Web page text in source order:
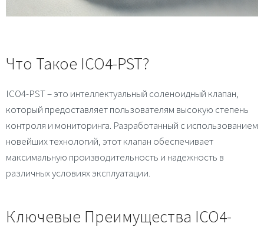
Что Такое ICO4-PST?
ICO4-PST – это интеллектуальный соленоидный клапан,
который предоставляет пользователям высокую степень
контроля и мониторинга. Разработанный с использованием
новейших технологий, этот клапан обеспечивает
максимальную производительность и надежность в
различных условиях эксплуатации.
Ключевые Преимущества ICO4-